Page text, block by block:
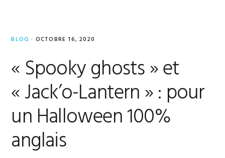
BLOG · OCTOBRE 16, 2020
« Spooky ghosts » et
« Jack’o-Lantern » : pour
un Halloween 100%
anglais